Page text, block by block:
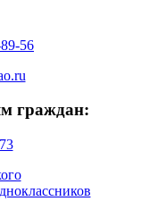
56
граждан: